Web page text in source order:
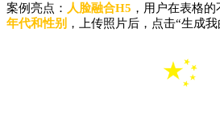
案例亮点： 人脸融合H5 ，用户在表格的
年代和性别 ，上传照片后，点击“生成